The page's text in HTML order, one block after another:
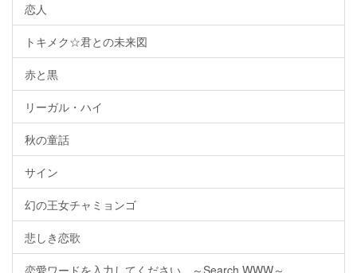
恋人
トキメク☆君との未来図
赤と黒
リーガル・ハイ
秋の童話
サイン
幻の王女チャミョンゴ
悲しき恋歌
恋愛ワードを入力してください ～Search WWW～